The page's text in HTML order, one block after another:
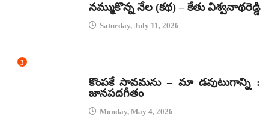
నమ్ముకొన్న నేల (కథ) – కేతు విశ్వనాథరెడ్డి
Saturday, July 11, 2026
3
కొంపకే సావమను – మా డవుటుగాన్ని :
జానపదగీతం
Monday, May 4, 2026